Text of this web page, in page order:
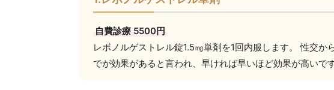
自費診療 5500円
レボノルゲストレル錠1.5㎎単剤を1回内服します。 性交か
でが効果があると言われ、早ければ早いほど効果が高いです